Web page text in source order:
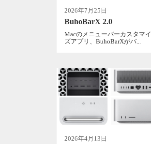
2026年7月25日
BuhoBarX 2.0
Macのメニューバーカスタマイ
ズアプリ、BuhoBarXがバ...
2026年4月13日